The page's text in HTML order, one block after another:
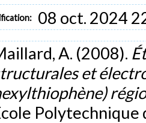
08 oct. 2024
A. (2008).
et